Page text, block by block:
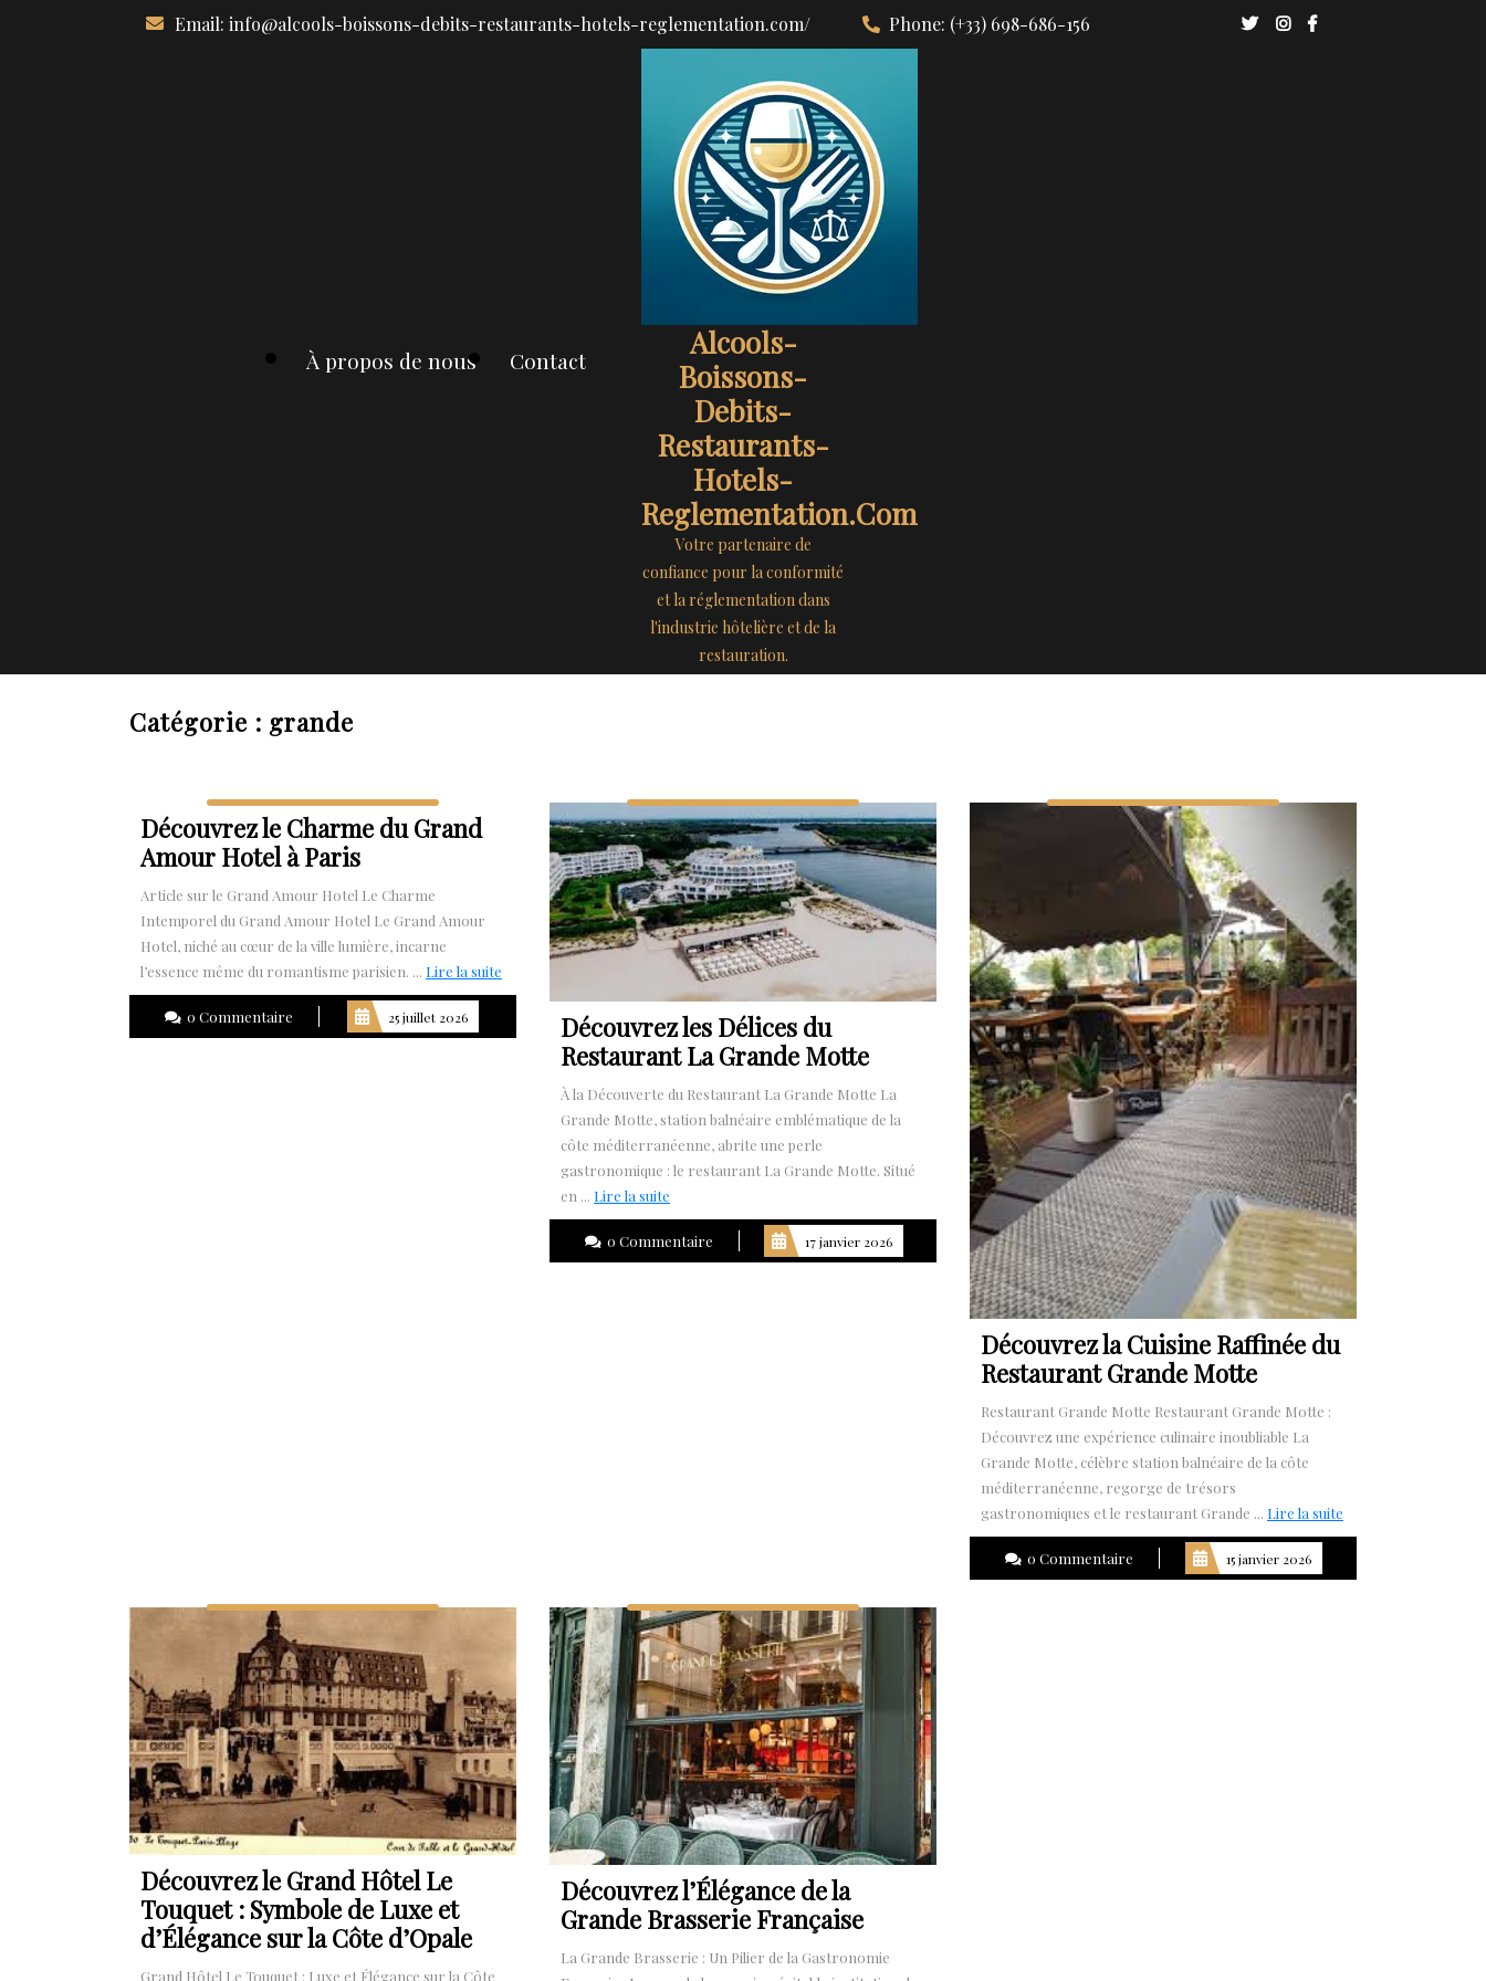
Email: info@alcools-boissons-debits-restaurants-hotels-reglementation.com/ Phone: (+33) 698-686-156
À propos de nous Contact
Alcools-
Boissons-
Debits-
Restaurants-
Hotels-
Reglementation.com
Votre partenaire de
confiance pour la conformité
et la réglementation dans
l'industrie hôtelière et de la
restauration.
Catégorie : grande
Découvrez le Charme du Grand
Amour Hotel à Paris
Article sur le Grand Amour Hotel Le Charme
Intemporel du Grand Amour Hotel Le Grand Amour
Hotel, niché au cœur de la ville lumière, incarne
l’essence même du romantisme parisien. ... Lire la suite
la
0 Commentaire 25 juillet 2026
Découvrez les Délices du
Restaurant La Grande Motte
À la Découverte du Restaurant La Grande Motte La
Grande Motte, station balnéaire emblématique de la
côte méditerranéenne, abrite une perle
gastronomique : le restaurant La Grande Motte. Situé
en ... Lire la suite
la
suite
0 Commentaire 17 janvier 2026
Découvrez la Cuisine Raffinée du
Restaurant Grande Motte
Restaurant Grande Motte Restaurant Grande Motte :
Découvrez une expérience culinaire inoubliable La
Grande Motte, célèbre station balnéaire de la côte
méditerranéenne, regorge de trésors
gastronomiques et le restaurant Grande ... Lire la suite
la
0 Commentaire 15 janvier 2026
Découvrez le Grand Hôtel Le
Touquet : Symbole de Luxe et
d’Élégance sur la Côte d’Opale
Grand Hôtel Le Touquet : Luxe et Élégance sur la Côte
Découvrez l’Élégance de la
Grande Brasserie Française
La Grande Brasserie : Un Pilier de la Gastronomie